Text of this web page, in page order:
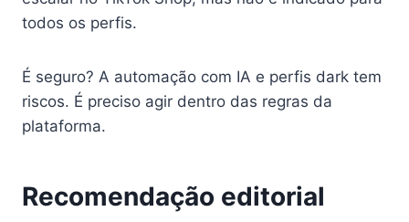
todos os perfis.
É seguro? A automação com IA e perfis dark tem
riscos. É preciso agir dentro das regras da
plataforma.
Recomendação editorial